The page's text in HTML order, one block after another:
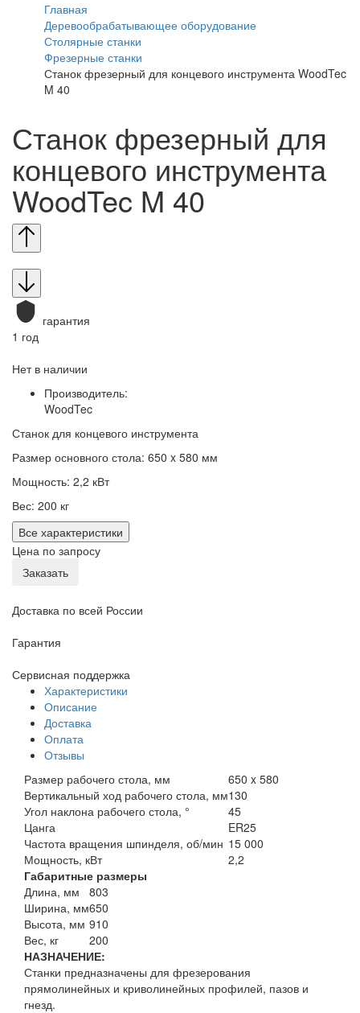
Главная
Деревообрабатывающее оборудование
Столярные станки
Фрезерные станки
Станок фрезерный для концевого инструмента WoodTec
M 40
Станок фрезерный для
концевого инструмента
WoodTec M 40
гарантия
1 год
Нет в наличии
Производитель:
WoodTec
Станок для концевого инструмента
Размер основного стола: 650 x 580 мм
Мощность: 2,2 кВт
Вес: 200 кг
Все характеристики
Цена по запросу
Заказать
Доставка по всей России
Гарантия
Сервисная поддержка
Характеристики
Описание
Доставка
Оплата
Отзывы
Размер рабочего стола, мм
650 x 580
Вертикальный ход рабочего стола, мм130
Угол наклона рабочего стола, °
45
Цанга
ER25
Частота вращения шпинделя, об/мин 15 000
Мощность, кВт
2,2
Габаритные размеры
Длина, мм
803
Ширина, мм650
Высота, мм 910
Вес, кг
200
НАЗНАЧЕНИЕ:
Станки предназначены для фрезерования
прямолинейных и криволинейных профилей, пазов и
гнезд.